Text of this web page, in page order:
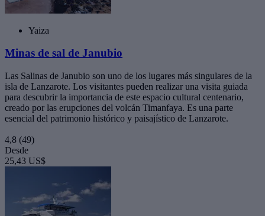
Yaiza
Minas de sal de Janubio
Las Salinas de Janubio son uno de los lugares más singulares de la
isla de Lanzarote. Los visitantes pueden realizar una visita guiada
para descubrir la importancia de este espacio cultural centenario,
creado por las erupciones del volcán Timanfaya. Es una parte
esencial del patrimonio histórico y paisajístico de Lanzarote.
4,8 (49)
Desde
25,43 US$